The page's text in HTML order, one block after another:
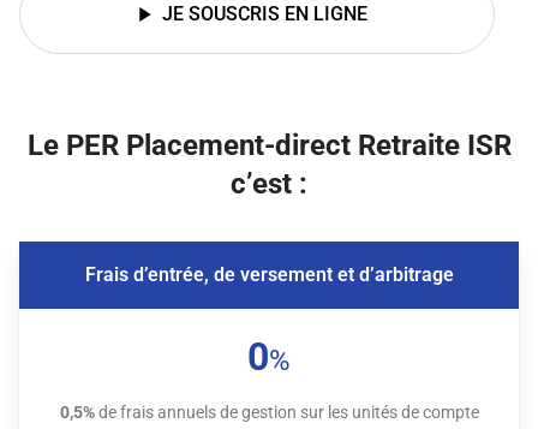
JE SOUSCRIS EN LIGNE
Le PER Placement-direct Retraite ISR
c’est :
Frais d’entrée, de versement et d’arbitrage
0%
0,5%de frais annuels de gestion sur les unités de compte